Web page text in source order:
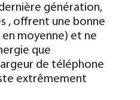
génération,
, offrent une bonne
en moyenne) et ne
que
de téléphone
extrêmement